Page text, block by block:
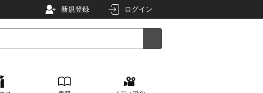
新規登録 ログイン